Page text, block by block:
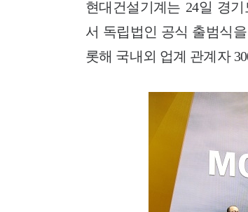
현대건설기계는 24일 경
서 독립법인 공식 출범식
롯해 국내외 업계 관계자